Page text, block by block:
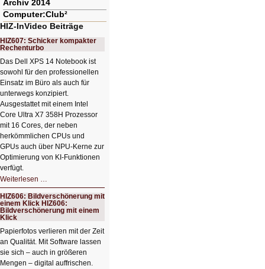
Archiv 2014
Computer:Club²
HIZ-InVideo Beiträge
HIZ607: Schicker kompakter
Rechenturbo
Das Dell XPS 14 Notebook ist
sowohl für den professionellen
Einsatz im Büro als auch für
unterwegs konzipiert.
Ausgestattet mit einem Intel
Core Ultra X7 358H Prozessor
mit 16 Cores, der neben
herkömmlichen CPUs und
GPUs auch über NPU-Kerne zur
Optimierung von KI-Funktionen
verfügt.
Weiterlesen …
Schicker
kompakter
Rechenturbo
HIZ606: Bildverschönerung mit
einem Klick HIZ606:
Bildverschönerung mit einem
Klick
Papierfotos verlieren mit der Zeit
an Qualität. Mit Software lassen
sie sich – auch in größeren
Mengen – digital auffrischen.